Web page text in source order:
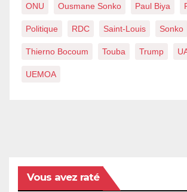
ONU Ousmane Sonko Paul Biya
Politique RDC Saint-Louis Sonko
Thierno Bocoum Touba Trump
UEMOA
Vous avez raté